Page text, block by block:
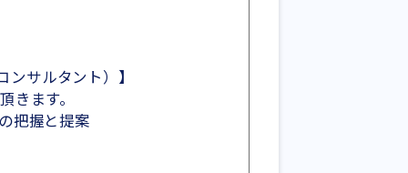
サルタント）】
ます。
把握と提案